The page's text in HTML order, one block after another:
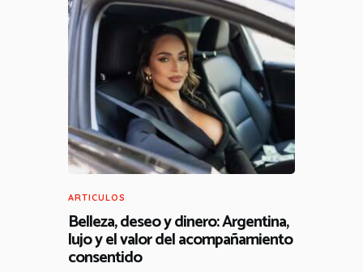
ARTICULOS
Belleza, deseo y dinero: Argentina,
lujo y el valor del acompañamiento
consentido